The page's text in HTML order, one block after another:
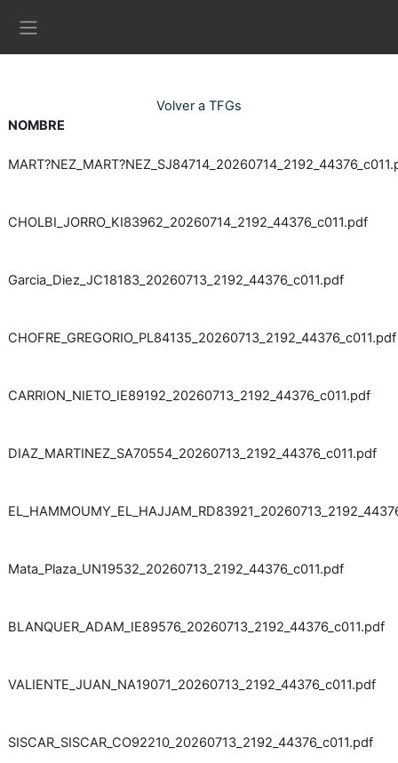
Volver a TFGs
NOMBRE
CHOLBI_JORRO_KI83962_20260714_2192_44376_c011.pdf
Garcia_Diez_JC18183_20260713_2192_44376_c011.pdf
CHOFRE_GREGORIO_PL84135_20260713_2192_44376_c011.pdf
CARRION_NIETO_IE89192_20260713_2192_44376_c011.pdf
DIAZ_MARTINEZ_SA70554_20260713_2192_44376_c011.pdf
Mata_Plaza_UN19532_20260713_2192_44376_c011.pdf
BLANQUER_ADAM_IE89576_20260713_2192_44376_c011.pdf
VALIENTE_JUAN_NA19071_20260713_2192_44376_c011.pdf
SISCAR_SISCAR_CO92210_20260713_2192_44376_c011.pdf